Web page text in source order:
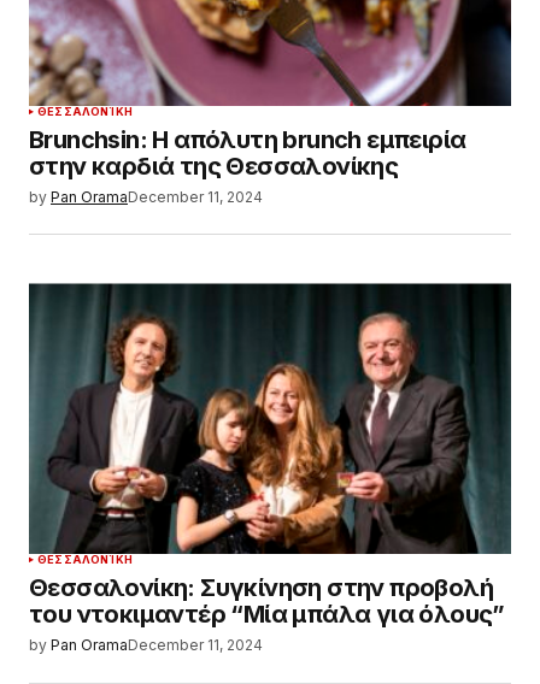
ΘΕΣΣΑΛΟΝΊΚΗ
Brunchsin: Η απόλυτη brunch εμπειρία
στην καρδιά της Θεσσαλονίκης
by Pan OramaDecember 11, 2024
ΘΕΣΣΑΛΟΝΊΚΗ
Θεσσαλονίκη: Συγκίνηση στην προβολή
του ντοκιμαντέρ “Μία μπάλα για όλους”
by Pan OramaDecember 11, 2024